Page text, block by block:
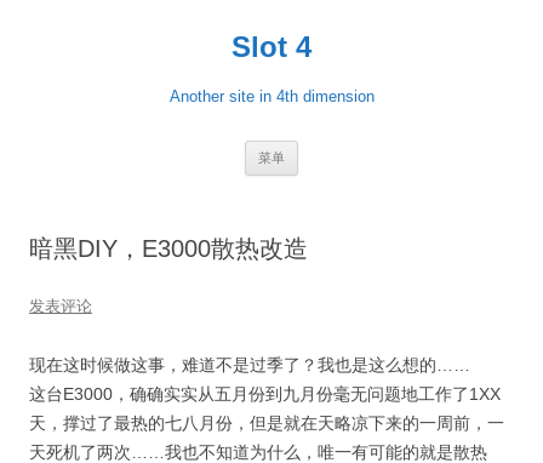
Slot 4
Another site in 4th dimension
菜单
暗黑DIY，E3000散热改造
发表评论
现在这时候做这事，难道不是过季了？我也是这么想的……
这台E3000，确确实实从五月份到九月份毫无问题地工作了1XX
天，撑过了最热的七八月份，但是就在天略凉下来的一周前，一
天死机了两次……我也不知道为什么，唯一有可能的就是散热